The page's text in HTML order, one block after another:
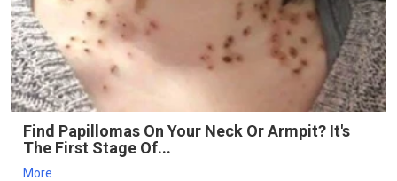
Find Papillomas On Your Neck Or Armpit? It's
The First Stage Of...
More